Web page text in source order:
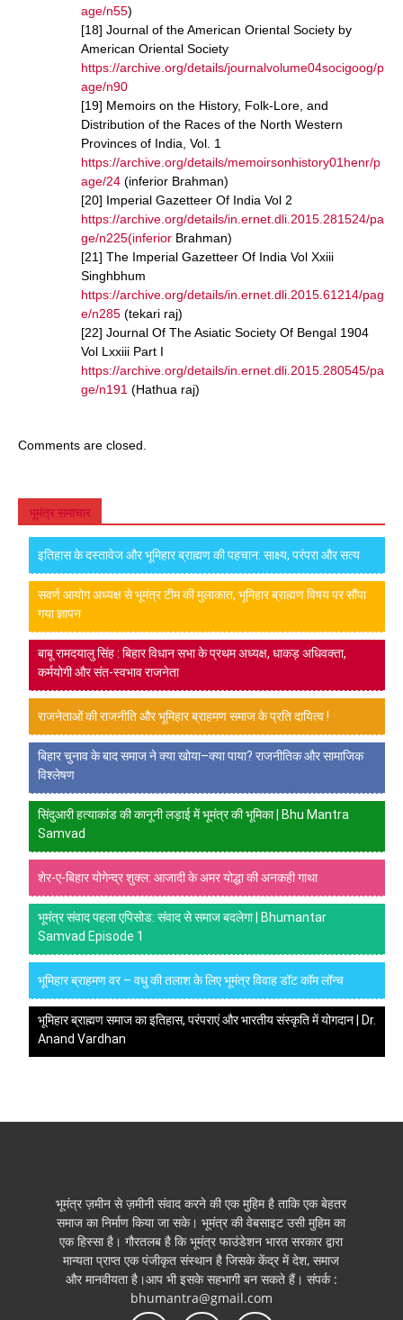
age/n55)
[18] Journal of the American Oriental Society by
American Oriental Society
https://archive.org/details/journalvolume04socigoog/p
age/n90
[19] Memoirs on the History, Folk-Lore, and
Distribution of the Races of the North Western
Provinces of India, Vol. 1
https://archive.org/details/memoirsonhistory01henr/p
age/24 (inferior Brahman)
[20] Imperial Gazetteer Of India Vol 2
https://archive.org/details/in.ernet.dli.2015.281524/pa
ge/n225(inferior Brahman)
[21] The Imperial Gazetteer Of India Vol Xxiii
Singhbhum
https://archive.org/details/in.ernet.dli.2015.61214/pag
e/n285 (tekari raj)
[22] Journal Of The Asiatic Society Of Bengal 1904
Vol Lxxiii Part I
https://archive.org/details/in.ernet.dli.2015.280545/pa
ge/n191 (Hathua raj)
Comments are closed.
भूमंत्र समाचार
इतिहास के दस्तावेज और भूमिहार ब्राह्मण की पहचान: साक्ष्य, परंपरा और सत्य
सवर्ण आयोग अध्यक्ष से भूमंत्र टीम की मुलाकात, भूमिहार ब्राह्मण विषय पर सौंपा
गया ज्ञापन
बाबू रामदयालु सिंह : बिहार विधान सभा के प्रथम अध्यक्ष, धाकड़ अधिवक्ता,
कर्मयोगी और संत-स्वभाव राजनेता
राजनेताओं की राजनीति और भूमिहार ब्राहमण समाज के प्रति दायित्व !
बिहार चुनाव के बाद समाज ने क्या खोया–क्या पाया? राजनीतिक और सामाजिक
विश्लेषण
सिंदुआरी हत्याकांड की कानूनी लड़ाई में भूमंत्र की भूमिका | Bhu Mantra
Samvad
शेर-ए-बिहार योगेन्द्र शुक्ल: आजादी के अमर योद्धा की अनकही गाथा
भूमंत्र संवाद पहला एपिसोड: संवाद से समाज बदलेगा | Bhumantar
Samvad Episode 1
भूमिहार ब्राहमण वर – वधु की तलाश के लिए भूमंत्र विवाह डॉट कॉम लॉन्च
भूमिहार ब्राह्मण समाज का इतिहास, परंपराएं और भारतीय संस्कृति में योगदान | Dr.
Anand Vardhan
भूमंत्र ज़मीन से ज़मीनी संवाद करने की एक मुहिम है ताकि एक बेहतर
समाज का निर्माण किया जा सके। भूमंत्र की वेबसाइट उसी मुहिम का
एक हिस्सा है। गौरतलब है कि भूमंत्र फाउंडेशन भारत सरकार द्वारा
मान्यता प्राप्त एक पंजीकृत संस्थान है जिसके केंद्र में देश, समाज
और मानवीयता है।आप भी इसके सहभागी बन सकते हैं। संपर्क :
bhumantra@gmail.com